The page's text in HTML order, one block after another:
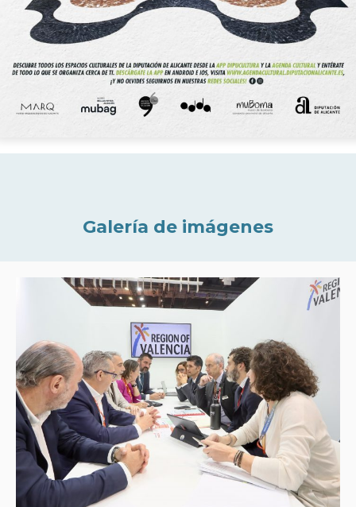
Galería de imágenes